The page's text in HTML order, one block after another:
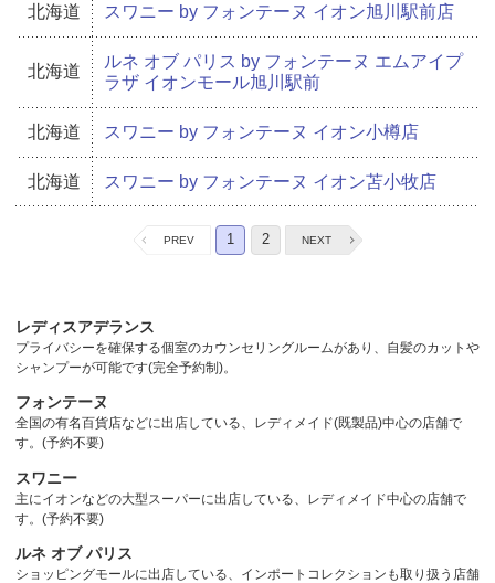
北海道 スワニー by フォンテーヌ イオン旭川駅前店
北海道
ルネ オブ パリス by フォンテーヌ エムアイプ
ラザ イオンモール旭川駅前
北海道 スワニー by フォンテーヌ イオン小樽店
北海道 スワニー by フォンテーヌ イオン苫小牧店
1 2 NEXT
レディスアデランス
プライバシーを確保する個室のカウンセリングルームがあり、自髪のカットや
シャンプーが可能です(完全予約制)。
フォンテーヌ
全国の有名百貨店などに出店している、レディメイド(既製品)中心の店舗で
す。(予約不要)
スワニー
主にイオンなどの大型スーパーに出店している、レディメイド中心の店舗で
す。(予約不要)
ルネ オブ パリス
ショッピングモールに出店している、インポートコレクションも取り扱う店舗